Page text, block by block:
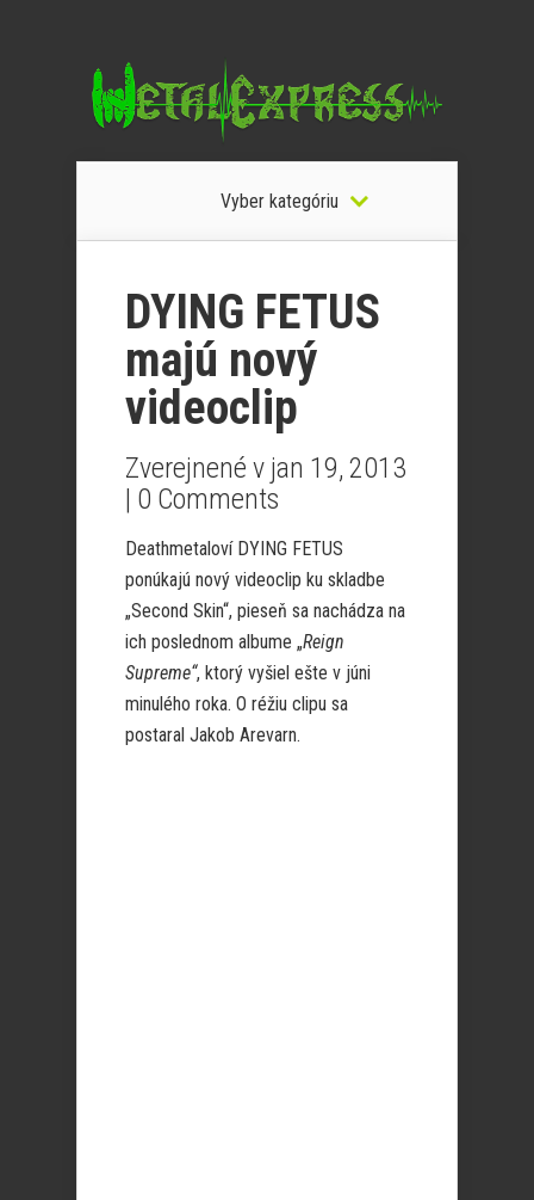
Vyber kategóriu
DYING FETUS
majú nový
videoclip
Zverejnené v jan 19, 2013
| 0 Comments
Deathmetaloví DYING FETUS
ponúkajú nový videoclip ku skladbe
„Second Skin“, pieseň sa nachádza na
ich poslednom albume „Reign
Supreme“, ktorý vyšiel ešte v júni
minulého roka. O réžiu clipu sa
postaral Jakob Arevarn.